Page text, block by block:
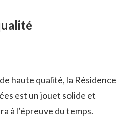
haute qualité, la Résidence
est un jouet solide et
à l’épreuve du temps.